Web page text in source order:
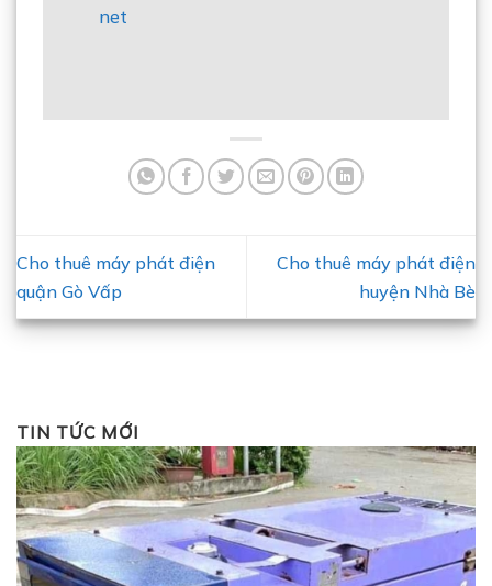
net
Cho thuê máy phát điện
quận Gò Vấp
Cho thuê máy phát điện
huyện Nhà Bè
TIN TỨC MỚI